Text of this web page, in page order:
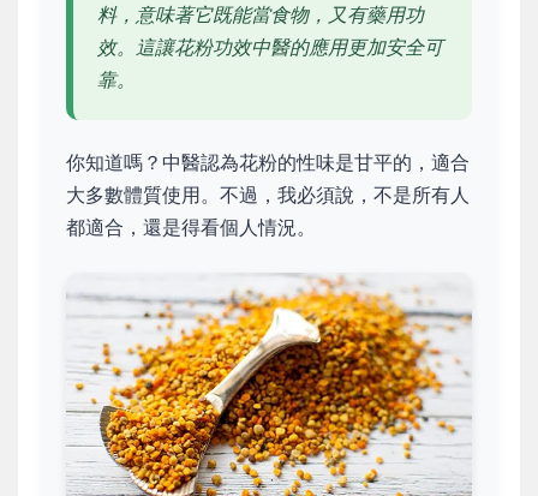
料，意味著它既能當食物，又有藥用功
效。這讓花粉功效中醫的應用更加安全可
靠。
你知道嗎？中醫認為花粉的性味是甘平的，適合
大多數體質使用。不過，我必須說，不是所有人
都適合，還是得看個人情況。